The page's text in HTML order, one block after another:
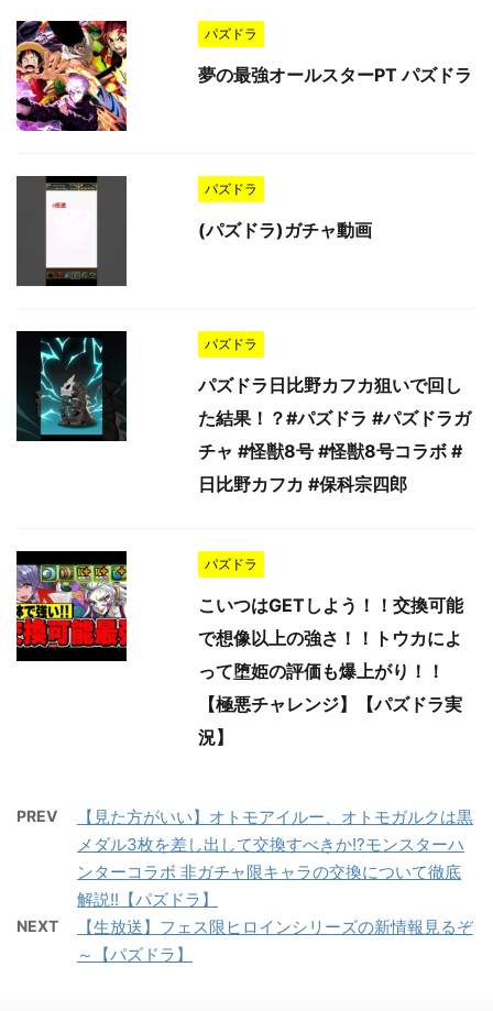
パズドラ
夢の最強オールスターPT パズドラ
パズドラ
(パズドラ)ガチャ動画
パズドラ
パズドラ日比野カフカ狙いで回し
た結果！？#パズドラ #パズドラガ
チャ #怪獣8号 #怪獣8号コラボ #
日比野カフカ #保科宗四郎
パズドラ
こいつはGETしよう！！交換可能
で想像以上の強さ！！トウカによ
って堕姫の評価も爆上がり！！
【極悪チャレンジ】【パズドラ実
況】
PREV
【見た方がいい】オトモアイルー、オトモガルクは黒
メダル3枚を差し出して交換すべきか!?モンスターハ
ンターコラボ 非ガチャ限キャラの交換について徹底
解説!!【パズドラ】
NEXT
【生放送】フェス限ヒロインシリーズの新情報見るぞ
～【パズドラ】